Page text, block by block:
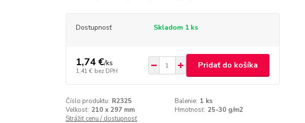
Dostupnosť Skladom 1 ks
1,74 €/ks
1,41 € bez DPH
Pridať do košíka
Číslo produktu: R2325 Balenie: 1 ks
Veľkosť: 210 x 297 mm Hmotnosť: 25-30 g/m2
Strážiť cenu / dostupnosť